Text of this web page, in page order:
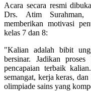
Acara secara resmi
Drs. Atim Surahman,
memberikan motivasi
kelas 7 dan 8:
"Kalian adalah bibit
bersinar. Jadikan
pencapaian terbaik
semangat, kerja keras,
olimpiade sains yang